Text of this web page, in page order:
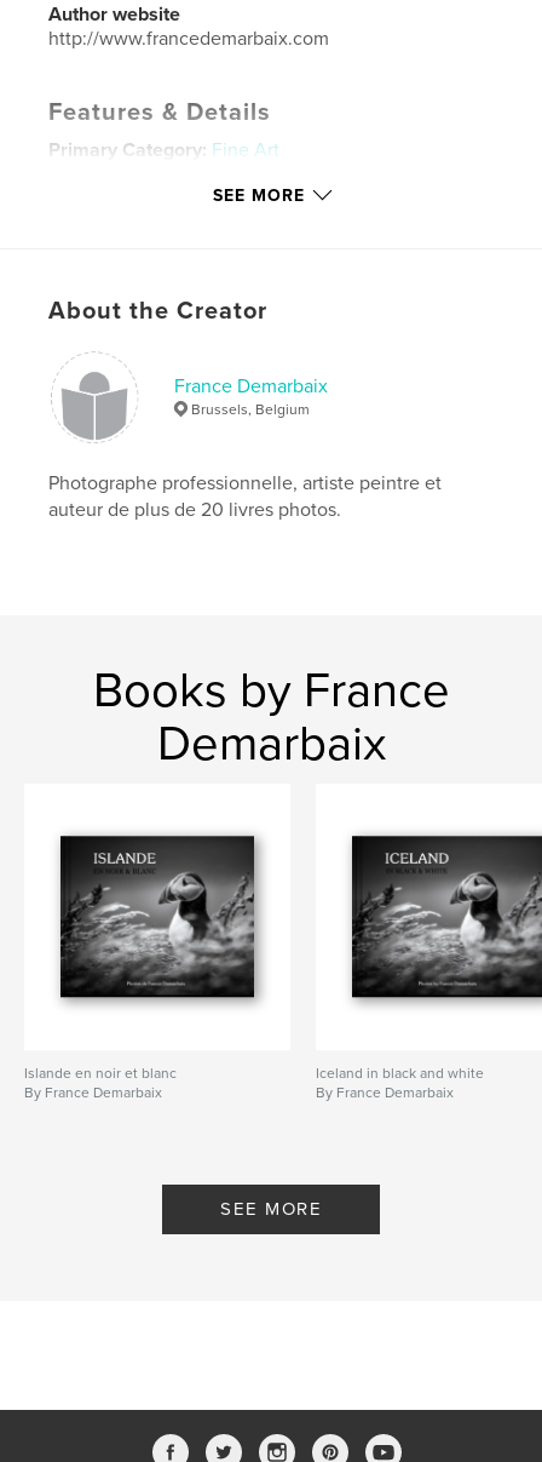
Author website
http://www.francedemarbaix.com
Features & Details
Primary Category: Fine Art
Additional Categories Portfolios ,Arts &
Language
Keywords
art ,
Peinture
SEE MORE
About the Creator
France Demarbaix
Brussels, Belgium
Photographe professionnelle, artiste peintre et
auteur de plus de 20 livres photos.
Books by France
Demarbaix
Islande en noir et blanc
By France Demarbaix
Iceland in black and white
By France Demarbaix
SEE MORE